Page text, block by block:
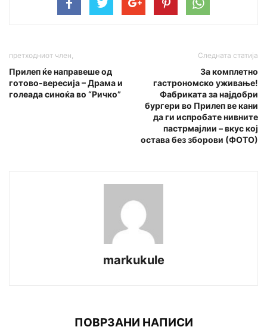
претходниот член,
Прилеп ќе направеше од
готово-вересија – Драма и
голеада синоќа во “Ричко”
Следната статија
За комплетно
гастрономско уживање!
Фабриката за најдобри
бургери во Прилеп ве кани
да ги испробате нивните
пастрмајлии – вкус кој
остава без зборови (ФОТО)
markukule
ПОВРЗАНИ НАПИСИ